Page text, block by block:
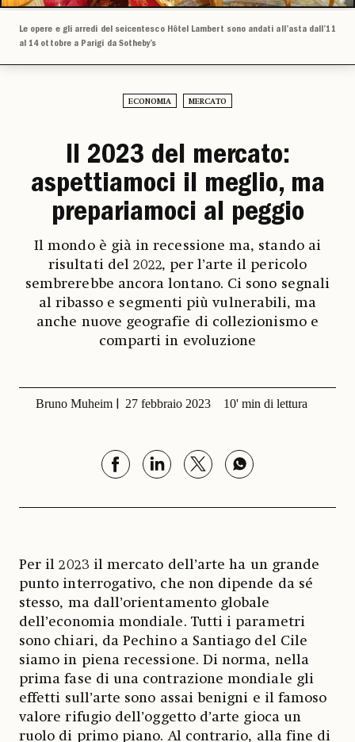
Le opere e gli arredi del seicentesco Hôtel Lambert sono andati all’asta dall’11
al 14 ottobre a Parigi da Sotheby’s
ECONOMIA MERCATO
Il 2023 del mercato:
aspettiamoci il meglio, ma
prepariamoci al peggio
Il mondo è già in recessione ma, stando ai
risultati del 2022, per l’arte il pericolo
sembrerebbe ancora lontano. Ci sono segnali
al ribasso e segmenti più vulnerabili, ma
anche nuove geografie di collezionismo e
comparti in evoluzione
Bruno Muheim 27 febbraio 2023 10' min di lettura
Per il 2023 il mercato dell’arte ha un grande
punto interrogativo, che non dipende da sé
stesso, ma dall’orientamento globale
dell’economia mondiale. Tutti i parametri
sono chiari, da Pechino a Santiago del Cile
siamo in piena recessione. Di norma, nella
prima fase di una contrazione mondiale gli
effetti sull’arte sono assai benigni e il famoso
valore rifugio dell’oggetto d’arte gioca un
ruolo di primo piano. Al contrario, alla fine di